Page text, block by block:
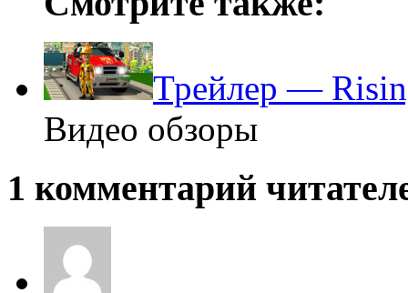
Трейлер —
Видео обзоры
1 комментарий